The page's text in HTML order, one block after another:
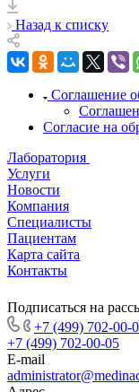
Назад к списку
Соглашение
Согласие на
Лаборатория
Услуги
Новости
Компания
Специалисты
Пациентам
Карта сайта
Контакты
Подписаться на
+7 (499) 702-00-
+7 (499) 702-00-05
E-mail